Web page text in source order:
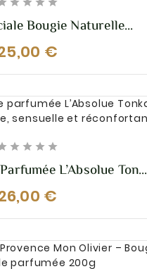
   
Bougie Naturelle
Douce Châtaigne
€
   
L’Absolue Tonka
Sensuelle Et
€